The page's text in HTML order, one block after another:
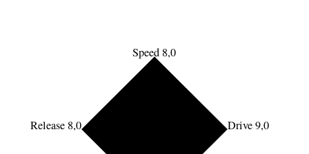
Speed 8,0
Drive 9,0
Release 8,0